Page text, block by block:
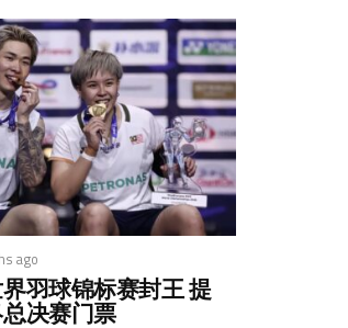
ago
羽球锦标赛封王 提
决赛门票